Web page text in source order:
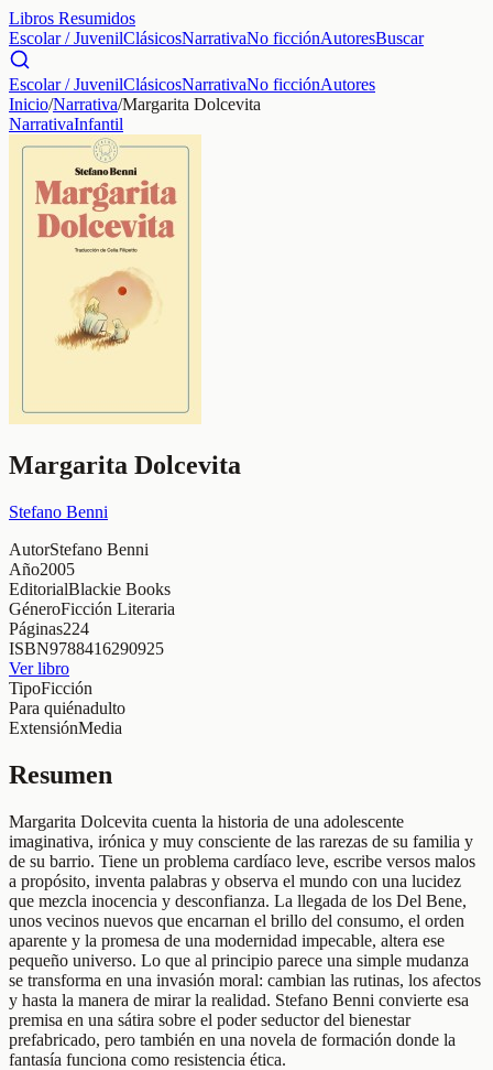
Libros Resumidos
Escolar / JuvenilClásicosNarrativaNo ficciónAutoresBuscar
Escolar / JuvenilClásicosNarrativaNo ficciónAutores
Inicio/Narrativa/Margarita Dolcevita
NarrativaInfantil
Margarita Dolcevita
Stefano Benni
AutorStefano Benni
Año2005
EditorialBlackie Books
GéneroFicción Literaria
Páginas224
ISBN9788416290925
Ver libro
TipoFicción
Para quiénadulto
ExtensiónMedia
Resumen
Margarita Dolcevita cuenta la historia de una adolescente
imaginativa, irónica y muy consciente de las rarezas de su familia y
de su barrio. Tiene un problema cardíaco leve, escribe versos malos
a propósito, inventa palabras y observa el mundo con una lucidez
que mezcla inocencia y desconfianza. La llegada de los Del Bene,
unos vecinos nuevos que encarnan el brillo del consumo, el orden
aparente y la promesa de una modernidad impecable, altera ese
pequeño universo. Lo que al principio parece una simple mudanza
se transforma en una invasión moral: cambian las rutinas, los afectos
y hasta la manera de mirar la realidad. Stefano Benni convierte esa
premisa en una sátira sobre el poder seductor del bienestar
prefabricado, pero también en una novela de formación donde la
fantasía funciona como resistencia ética.